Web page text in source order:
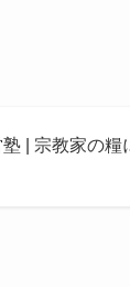
| 宗教家の糧